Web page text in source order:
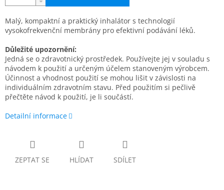
Malý, kompaktní a praktický inhalátor s technologií
vysokofrekvenční membrány pro efektivní podávání léků.
Důležité upozornění:
Jedná se o zdravotnický prostředek. Používejte jej v souladu s
návodem k použití a určeným účelem stanoveným výrobcem.
Účinnost a vhodnost použití se mohou lišit v závislosti na
individuálním zdravotním stavu. Před použitím si pečlivě
přečtěte návod k použití, je li součástí.
Detailní informace
ZEPTAT SE HLÍDAT SDÍLET